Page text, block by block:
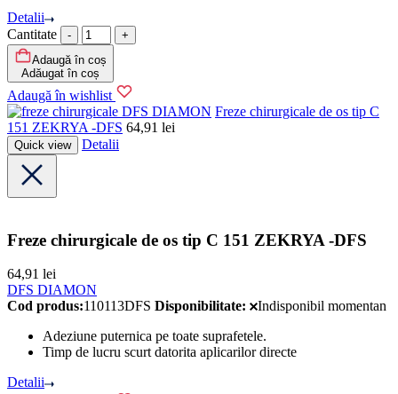
Detalii
Cantitate
Adaugă în coș
Adăugat în coș
Adaugă în wishlist
DFS DIAMON Freze chirurgicale de os tip C
151 ZEKRYA -DFS 64,91 lei
Quick view Detalii
Freze chirurgicale de os tip C 151 ZEKRYA -DFS
64,91 lei
DFS DIAMON
Cod produs:110113DFS Disponibilitate:
Indisponibil momentan
Adeziune puternica pe toate suprafetele.
Timp de lucru scurt datorita aplicarilor directe
Detalii